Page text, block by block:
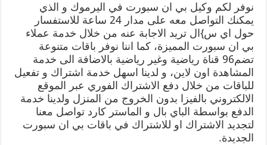
نوفر لكم وكيل بي ان سبورت في اليرموك و الذي
يمكنك التواصل معه على مدار 24 ساعة للاستفسار
حول اي س}ال تريد الاجابة عنه من خلال خدمة عملاء
بي ان سبورت المميزة، كما اننا نوفر باقات متنوعة
تضم96 قناة رياضية وغير رياضية بالاضافة الى خدمة
المشاهدة اون لاين، و لدينا اسهل خدمة اشتراك و تفعيل
للباقات من خلال دفع الاشتراك الفوري عبر الموقع
الالكتروني بالفيزا بدون الخروج من المنزل ولدينا خدمة
الدفع بواسطة الباي بال و الماستر كارد تواصل معنا
لتجديد الاشتراك او للاشتراك في باقات بي ان سبورت
الجديدة.